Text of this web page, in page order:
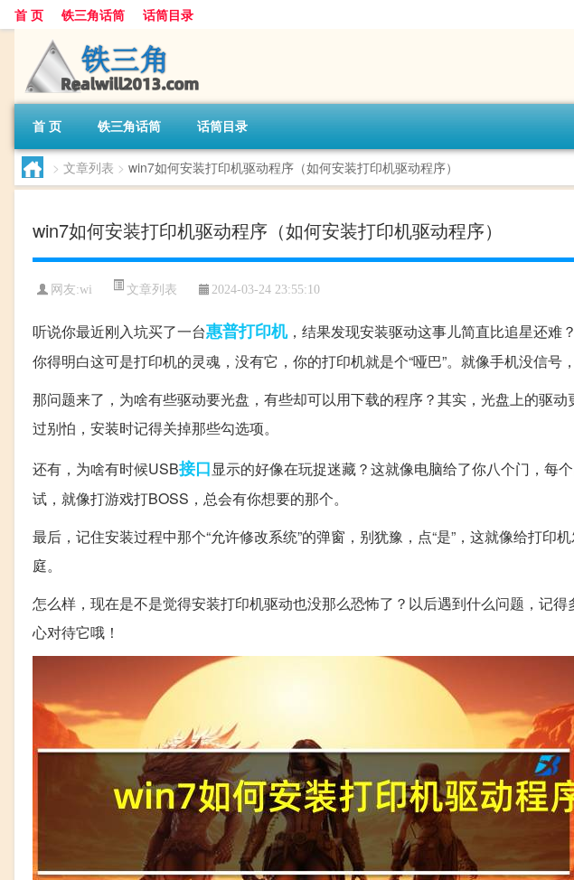
首 页 铁三角话筒 话筒目录
首 页 铁三角话筒 话筒目录
> 文章列表 > win7如何安装打印机驱动程序（如何安装打印机驱动程序）
win7如何安装打印机驱动程序（如何安装打印机驱动程序）
网友:wi 文章列表 2024-03-24 23:55:10
听说你最近刚入坑买了一台惠普打印机，结果发现安装驱动这事儿简直比追星还难
你得明白这可是打印机的灵魂，没有它，你的打印机就是个“哑巴”。就像手机没信号
那问题来了，为啥有些驱动要光盘，有些却可以用下载的程序？其实，光盘上的驱动
过别怕，安装时记得关掉那些勾选项。
还有，为啥有时候USB接口显示的好像在玩捉迷藏？这就像电脑给了你八个门，每
试，就像打游戏打BOSS，总会有你想要的那个。
最后，记住安装过程中那个“允许修改系统”的弹窗，别犹豫，点“是”，这就像给打印
庭。
怎么样，现在是不是觉得安装打印机驱动也没那么恐怖了？以后遇到什么问题，记
心对待它哦！